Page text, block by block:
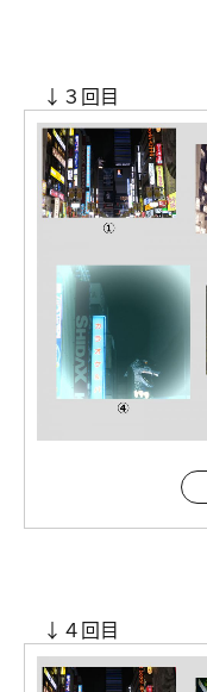
↓３回目
↓４回目